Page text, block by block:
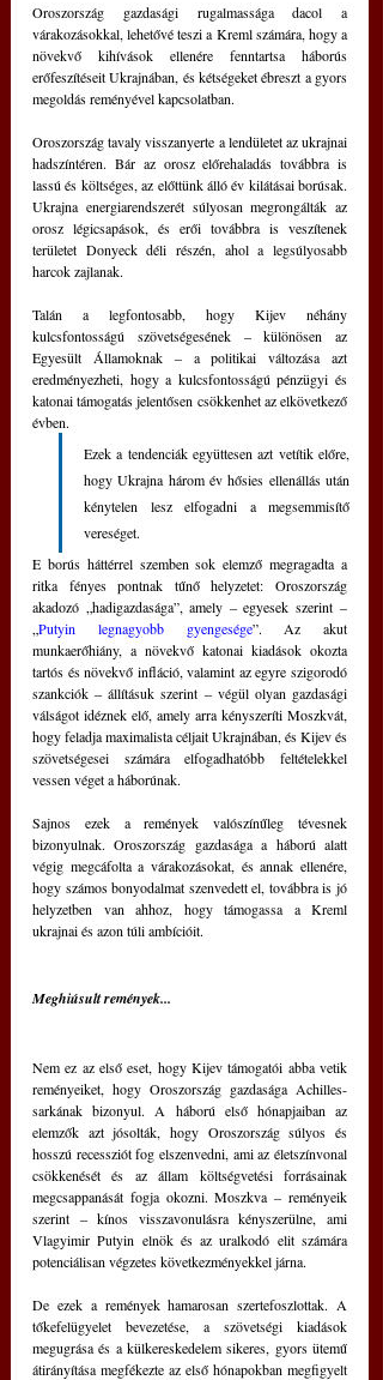
Oroszország gazdasági rugalmassága dacol a
várakozásokkal, lehetővé teszi a Kreml számára, hogy a
növekvő kihívások ellenére fenntartsa háborús
erőfeszítéseit Ukrajnában, és kétségeket ébreszt a gyors
megoldás reményével kapcsolatban.
Oroszország tavaly visszanyerte a lendületet az ukrajnai
hadszíntéren. Bár az orosz előrehaladás továbbra is
lassú és költséges, az előttünk álló év kilátásai borúsak.
Ukrajna energiarendszerét súlyosan megrongálták az
orosz légicsapások, és erői továbbra is veszítenek
területet Donyeck déli részén, ahol a legsúlyosabb
harcok zajlanak.
Talán a legfontosabb, hogy Kijev néhány
kulcsfontosságú szövetségesének ‒ különösen az
Egyesült Államoknak ‒ a politikai változása azt
eredményezheti, hogy a kulcsfontosságú pénzügyi és
katonai támogatás jelentősen csökkenhet az elkövetkező
évben.
Ezek a tendenciák együttesen azt vetítik előre,
hogy Ukrajna három év hősies ellenállás után
kénytelen lesz elfogadni a megsemmisítő
vereséget.
E borús háttérrel szemben sok elemző megragadta a
ritka fényes pontnak tűnő helyzetet: Oroszország
akadozó „hadigazdasága”, amely ‒ egyesek szerint ‒
„Putyin legnagyobb gyengesége”. Az akut
munkaerőhiány, a növekvő katonai kiadások okozta
tartós és növekvő infláció, valamint az egyre szigorodó
szankciók ‒ állításuk szerint ‒ végül olyan gazdasági
válságot idéznek elő, amely arra kényszeríti Moszkvát,
hogy feladja maximalista céljait Ukrajnában, és Kijev és
szövetségesei számára elfogadhatóbb feltételekkel
vessen véget a háborúnak.
Sajnos ezek a remények valószínűleg tévesnek
bizonyulnak. Oroszország gazdasága a háború alatt
végig megcáfolta a várakozásokat, és annak ellenére,
hogy számos bonyodalmat szenvedett el, továbbra is jó
helyzetben van ahhoz, hogy támogassa a Kreml
ukrajnai és azon túli ambícióit.
Meghiúsult remények...
Nem ez az első eset, hogy Kijev támogatói abba vetik
reményeiket, hogy Oroszország gazdasága Achilles-
sarkának bizonyul. A háború első hónapjaiban az
elemzők azt jósolták, hogy Oroszország súlyos és
hosszú recessziót fog elszenvedni, ami az életszínvonal
csökkenését és az állam költségvetési forrásainak
megcsappanását fogja okozni. Moszkva ‒ reményeik
szerint ‒ kínos visszavonulásra kényszerülne, ami
Vlagyimir Putyin elnök és az uralkodó elit számára
potenciálisan végzetes következményekkel járna.
De ezek a remények hamarosan szertefoszlottak. A
tőkefelügyelet bevezetése, a szövetségi kiadások
megugrása és a külkereskedelem sikeres, gyors ütemű
átirányítása megfékezte az első hónapokban megfigyelt